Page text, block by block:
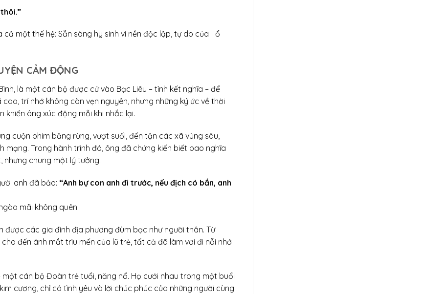
một thế hệ: Sẵn sàng hy sinh vì nền độc lập, tự do của Tổ
CẢM ĐỘNG
là một cán bộ được cử vào Bạc Liêu – tỉnh kết nghĩa – để
trí nhớ không còn vẹn nguyên, nhưng những ký ức về thời
khiến ông xúc động mỗi khi nhắc lại.
cuộn phim băng rừng, vượt suối, đến tận các xã vùng sâu,
Trong hành trình đó, ông đã chứng kiến biết bao nghĩa
nhưng chung một lý tưởng.
anh đã bảo: “Anh bự con anh đi trước, nếu địch có bắn, anh
mãi không quên.
các gia đình địa phương đùm bọc như người thân. Từ
đến ánh mắt trìu mến của lũ trẻ, tất cả đã làm vơi đi nỗi nhớ
một cán bộ Đoàn trẻ tuổi, năng nổ. Họ cưới nhau trong một buổi
cương, chỉ có tình yêu và lời chúc phúc của những người cùng